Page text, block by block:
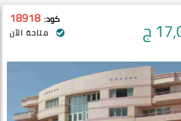
ج كود: 18918
متاحة الآن